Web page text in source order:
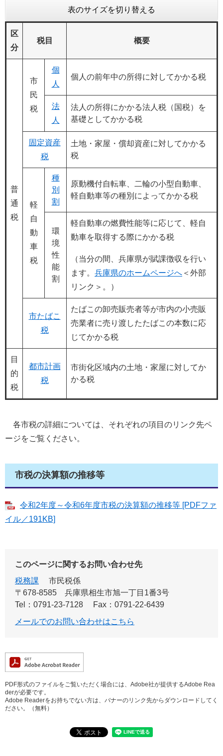
表のサイズを切り替える
区
分
税目 概要
普
通
税
市
民
税
個
人
個人の前年中の所得に対してかかる税
法
人
法人の所得にかかる法人税（国税）を
基礎としてかかる税
固定資産
税
土地・家屋・償却資産に対してかかる
税
軽
自
動
車
税
種
別
割
原動機付自転車、二輪の小型自動車、
軽自動車等の種別によってかかる税
環
境
性
能
割
軽自動車の燃費性能等に応じて、軽自
動車を取得する際にかかる税
（当分の間、兵庫県が賦課徴収を行い
ます。 兵庫県のホームページへ ＜外部
リンク＞ 。）
市たばこ
税
たばこの卸売販売者等が市内の小売販
売業者に売り渡したたばこの本数に応
じてかかる税
目
的
税
都市計画
税
市街化区域内の土地・家屋に対してか
かる税
各市税の詳細については、それぞれの項目のリンク先ペ
ージをご覧ください。
市税の決算額の推移等
令和2年度～令和6年度市税の決算額の推移等 [PDFファ
イル／191KB]
このページに関するお問い合わせ先
税務課
市民税係
〒678-8585
兵庫県相生市旭一丁目1番3号
Tel：0791-23-7128
Fax：0791-22-6439
メールでのお問い合わせはこちら
PDF形式のファイルをご覧いただく場合には、Adobe社が提供するAdobe Rea
derが必要です。
Adobe Readerをお持ちでない方は、バナーのリンク先からダウンロードしてく
ださい。（無料）